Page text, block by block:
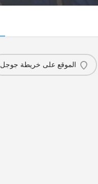
الموقع على خريطة جوجل